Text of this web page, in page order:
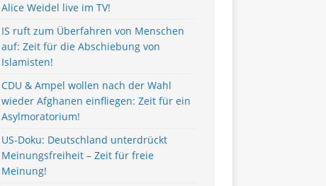
Alice Weidel live im TV!
IS ruft zum Überfahren von Menschen
auf: Zeit für die Abschiebung von
Islamisten!
CDU & Ampel wollen nach der Wahl
wieder Afghanen einfliegen: Zeit für ein
Asylmoratorium!
US-Doku: Deutschland unterdrückt
Meinungsfreiheit – Zeit für freie
Meinung!